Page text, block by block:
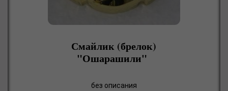
Смайлик (брелок)
"Ошарашили"
без описания